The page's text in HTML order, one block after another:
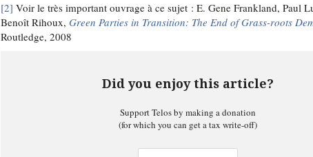
[2] Voir le très important ouvrage à ce sujet : E. Gene Frankland, Paul
Benoît Rihoux,Green Parties in Transition: The End of Grass-roots
Routledge, 2008
Did you enjoy this article?
Support Telos by making a donation
(for which you can get a tax write-off)